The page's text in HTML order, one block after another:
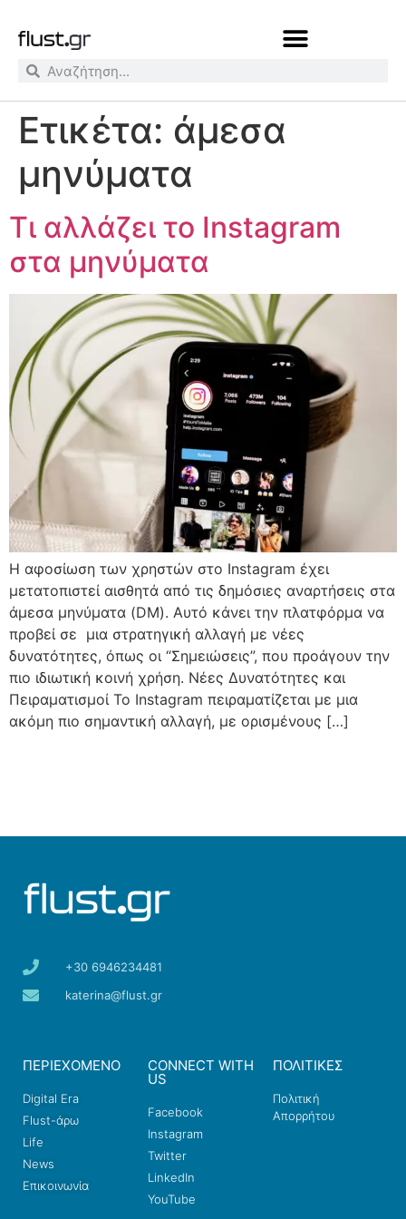
Ετικέτα: άμεσα
μηνύματα
Τι αλλάζει το Instagram
στα μηνύματα
Η αφοσίωση των χρηστών στο Instagram έχει
μετατοπιστεί αισθητά από τις δημόσιες αναρτήσεις στα
άμεσα μηνύματα (DM). Αυτό κάνει την πλατφόρμα να
προβεί σε μια στρατηγική αλλαγή με νέες
δυνατότητες, όπως οι “Σημειώσεις”, που προάγουν την
πιο ιδιωτική κοινή χρήση. Νέες Δυνατότητες και
Πειραματισμοί Το Instagram πειραματίζεται με μια
ακόμη πιο σημαντική αλλαγή, με ορισμένους […]
+30 6946234481
katerina@flust.gr
ΠΕΡΙΕΧΟΜΕΝΟ
Digital Era
Flust-άρω
Life
News
Επικοινωνία
CONNECT WITH
US
Facebook
Instagram
Twitter
LinkedIn
YouTube
ΠΟΛΙΤΙΚΕΣ
Πολιτική
Απορρήτου